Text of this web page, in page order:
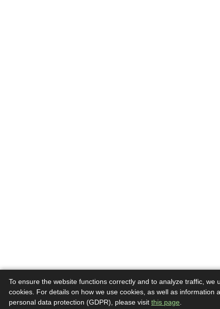
To ensure the website functions correctly and to analyze traffic, we
cookies. For details on how we use cookies, as well as information
personal data protection (GDPR), please visit this page